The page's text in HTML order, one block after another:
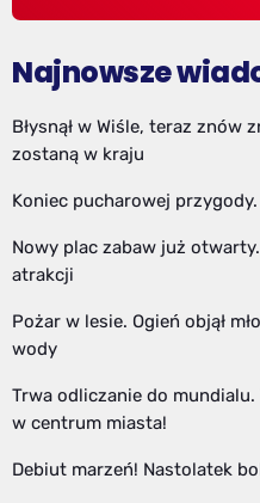
Najnowsze
Błysnął w Wiśle, teraz znów
zostaną w kraju
Koniec pucharowej
Nowy plac zabaw już
atrakcji
Pożar w lesie. Ogień objął
wody
Trwa odliczanie do
w centrum miasta!
Debiut marzeń! Nastolatek